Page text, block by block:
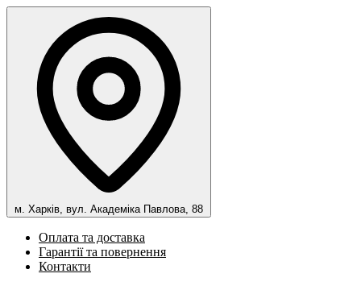
м. Харків, вул. Академіка Павлова, 88
Оплата та доставка
Гарантії та повернення
Контакти